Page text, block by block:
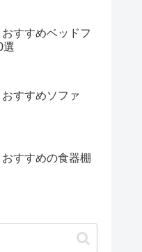
すすめベッドフ
選
おすすめソファ
すすめの食器棚